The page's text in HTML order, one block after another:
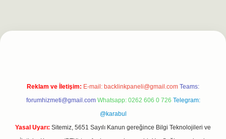
betexpergir.net
Reklam ve İletişim: E-mail: backlinkpaneli@gmail.com Teams:
forumhizmeti@gmail.com Whatsapp: 0262 606 0 726 Telegram:
@karabul
Yasal Uyarı: Sitemiz, 5651 Sayılı Kanun gereğince Bilgi Teknolojileri ve